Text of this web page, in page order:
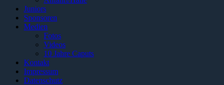
Juniors
Sponsoren
Medien
Fotos
Videos
10 Jahre Caputs
Kontakt
Impressum
Datenschutz